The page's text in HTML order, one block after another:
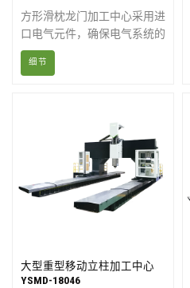
方形滑枕龙门加工中心采用进
口电气元件，确保电气系统的
安全性和稳定性。主轴部件采
用外部循环恒温冷却系统，提
细节
大型重型移动立柱加工中心
YSMD-18046